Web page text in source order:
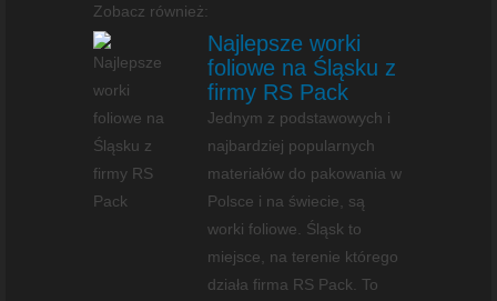
Zobacz również:
Najlepsze worki
foliowe na Śląsku z
firmy RS Pack
Jednym z podstawowych i
najbardziej popularnych
materiałów do pakowania w
Polsce i na świecie, są
worki foliowe. Śląsk to
miejsce, na terenie którego
działa firma RS Pack. To